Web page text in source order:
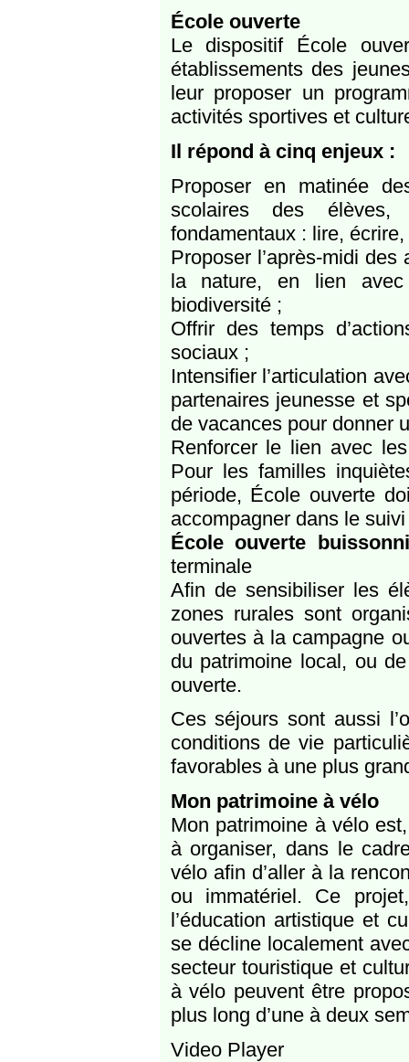
École ouverte
Le dispositif École
établissements des
leur proposer un
activités sportives et
Il répond à cinq enjeux :
Proposer en matinée
scolaires des élèves,
fondamentaux : lire,
Proposer l’après-midi
la nature, en lien avec
biodiversité ;
Offrir des temps
sociaux ;
Intensifier l’articulation
partenaires jeunesse et
de vacances pour donner
Renforcer le lien avec
Pour les familles
période, École ouverte
accompagner dans le
École ouverte
terminale
Afin de sensibiliser les
zones rurales sont
ouvertes à la campagne
du patrimoine local, ou
ouverte.
Ces séjours sont aussi
conditions de vie
favorables à une plus
Mon patrimoine à vélo
Mon patrimoine à vélo
à organiser, dans le
vélo afin d’aller à la
ou immatériel. Ce
l’éducation artistique et
se décline localement
secteur touristique et
à vélo peuvent être
plus long d’une à deux
Video Player